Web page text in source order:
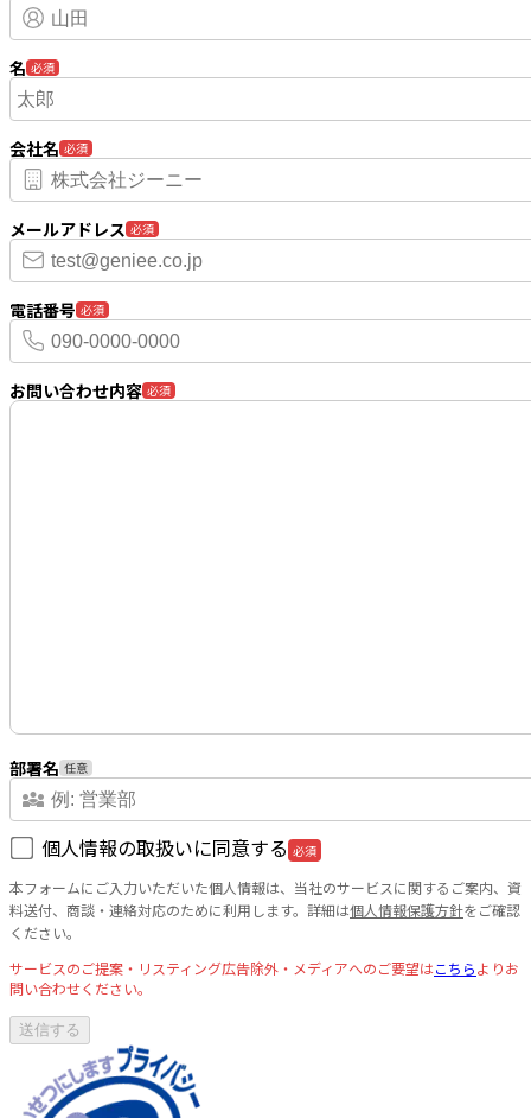
名 必須
会社名 必須
メールアドレス 必須
電話番号 必須
お問い合わせ内容 必須
部署名 任意
diversity_3
個人情報の取扱いに同意する 必須
本フォームにご入力いただいた個人情報は、当社のサービスに関するご案内、資
料送付、商談・連絡対応のために利用します。詳細は個人情報保護方針をご確認
ください。
サービスのご提案・リスティング広告除外・メディアへのご要望はこちらよりお
問い合わせください。